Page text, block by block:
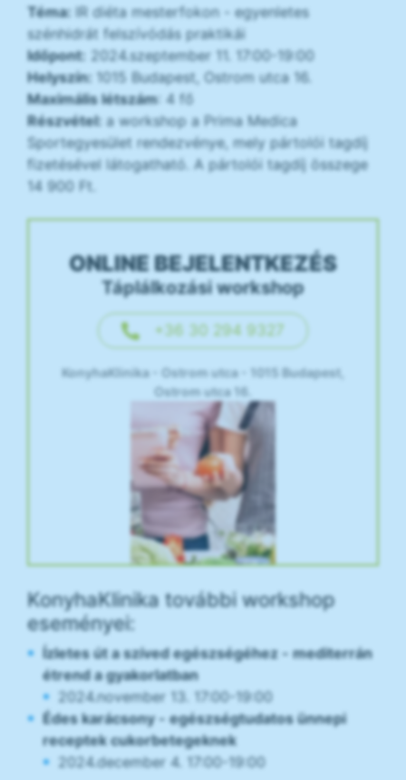
Téma: IR diéta mesterfokon - egyenletes
szénhidrát felszívódás praktikái
Időpont: 2024.szeptember 11. 17:00-19:00
Helyszín: 1015 Budapest, Ostrom utca 16.
Maximális létszám: 4 fő
Részvétel: a workshop a Prima Medica
Sportegyesület rendezvénye, mely pártolói tagdíj
fizetésével látogatható. A pártolói tagdíj összege
14 900 Ft.
ONLINE BEJELENTKEZÉS
Táplálkozási workshop
+36 30 294 9327
KonyhaKlinika - Ostrom utca - 1015 Budapest,
Ostrom utca 16.
KonyhaKlinika további workshop
eseményei:
Ízletes út a szíved egészségéhez - mediterrán
étrend a gyakorlatban
2024.november 13. 17:00-19:00
Édes karácsony - egészségtudatos ünnepi
receptek cukorbetegeknek
2024.december 4. 17:00-19:00